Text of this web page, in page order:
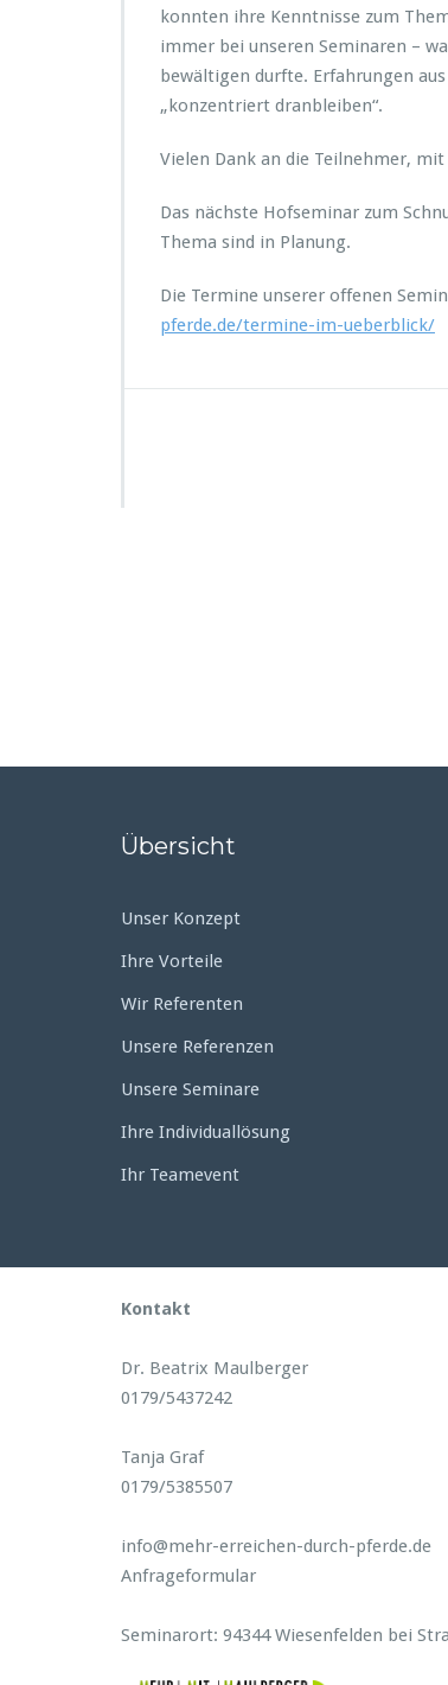
konnten ihre Kenntnisse zum
immer bei unseren Seminaren –
bewältigen durfte. Erfahrungen
„konzentriert dranbleiben“.
Vielen Dank an die Teilnehmer,
Das nächste Hofseminar zum
Thema sind in Planung.
Die Termine unserer offenen
pferde.de/termine-im-ueberblick/
Übersicht
Unser Konzept
Ihre Vorteile
Wir Referenten
Unsere Referenzen
Unsere Seminare
Ihre Individuallösung
Ihr Teamevent
Kontakt
Dr. Beatrix Maulberger
0179/5437242
Tanja Graf
0179/5385507
info@mehr-erreichen-durch-pferde.de
Anfrageformular
Seminarort: 94344 Wiesenfelden bei